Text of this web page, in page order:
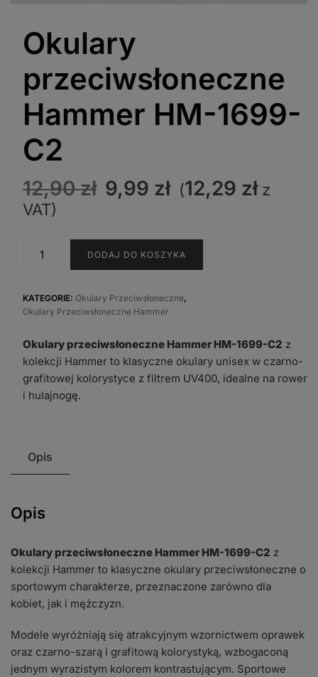
Okulary
przeciwsłoneczne
Hammer HM-1699-
C2
12,90zł Pierwotna
12,90 zł.
9,99 zł Aktualna
9,99 zł.
(12,29 złz
VAT)
Hammer
HM-
C2
DODAJ DO KOSZYKA
KATEGORIE: Okulary Przeciwsłoneczne,
Okulary Przeciwsłoneczne Hammer
Okulary przeciwsłoneczne Hammer HM-1699-C2 z
kolekcji Hammer to klasyczne okulary unisex w czarno-
grafitowej kolorystyce z filtrem UV400, idealne na rower
i hulajnogę.
Opis
Opis
Okulary przeciwsłoneczne Hammer HM-1699-C2 z
kolekcji Hammer to klasyczne okulary przeciwsłoneczne o
sportowym charakterze, przeznaczone zarówno dla
kobiet, jak i mężczyzn.
Modele wyróżniają się atrakcyjnym wzornictwem oprawek
oraz czarno-szarą i grafitową kolorystyką, wzbogaconą
jednym wyrazistym kolorem kontrastującym. Sportowe